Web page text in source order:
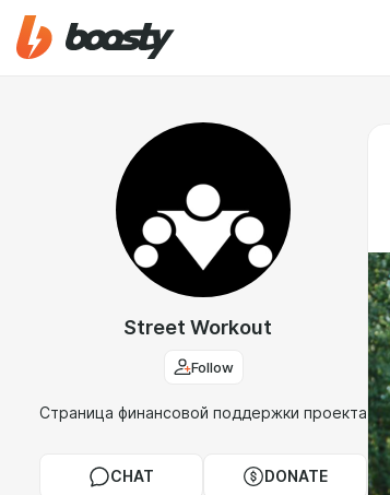
Street Workout
Follow
Страница финансовой поддержки проекта
CHAT DONATE